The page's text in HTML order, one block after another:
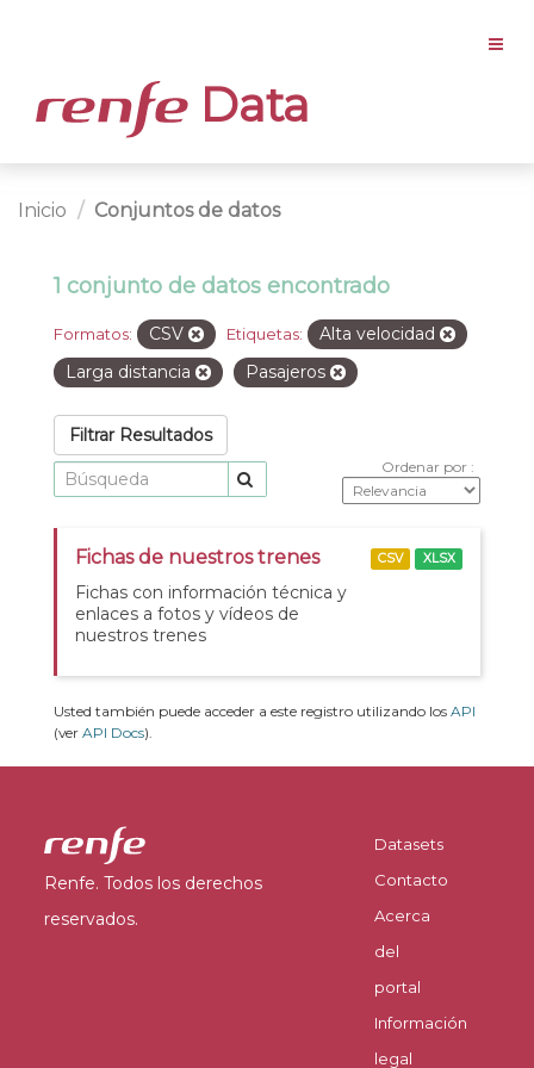
Data
Inicio Conjuntos de datos
1 conjunto de datos encontrado
Formatos: CSV Etiquetas:
Alta velocidad
Larga distancia
Pasajeros
Filtrar Resultados
Ordenar por
Fichas de nuestros trenes
Fichas con información técnica y
enlaces a fotos y vídeos de
nuestros trenes
CSV XLSX
Usted también puede acceder a este registro utilizando los API
(ver API Docs).
Renfe. Todos los derechos
reservados.
Datasets
Contacto
Acerca
del
portal
Información
legal